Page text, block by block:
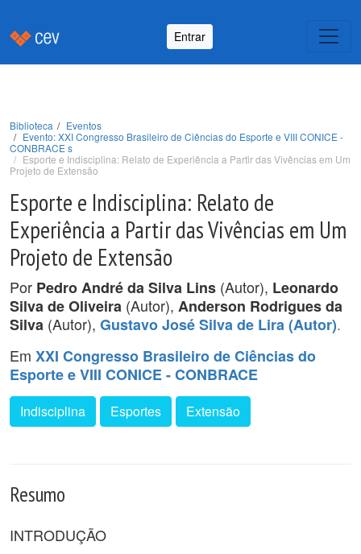
Entrar
Biblioteca
Eventos
Evento: XXI Congresso Brasileiro de Ciências do Esporte e VIII CONICE -
CONBRACE s
Esporte e Indisciplina: Relato de Experiência a Partir das Vivências em Um
Projeto de Extensão
Esporte e Indisciplina: Relato de
Experiência a Partir das Vivências em Um
Projeto de Extensão
Por Pedro André da Silva Lins (Autor), Leonardo
Silva de Oliveira (Autor), Anderson Rodrigues da
Silva (Autor), Gustavo José Silva de Lira (Autor).
Em XXI Congresso Brasileiro de Ciências do
Esporte e VIII CONICE - CONBRACE
Indisciplina Esportes Extensão
Resumo
INTRODUÇÃO